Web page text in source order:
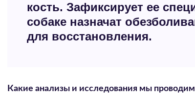
кость. Зафиксирует ее
собаке назначат
для восстановления.
Какие анализы и исследования мы